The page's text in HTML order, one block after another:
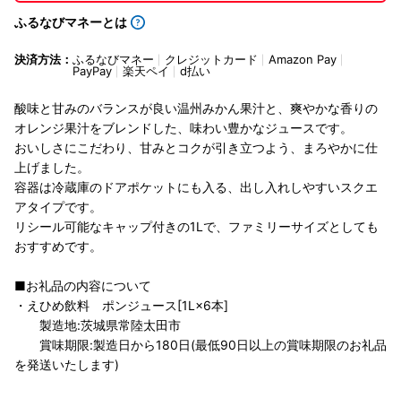
ふるなびマネーとは
決済方法： ふるなびマネー クレジットカード
Amazon Pay
PayPay
楽天ペイ d払い
酸味と甘みのバランスが良い温州みかん果汁と、爽やかな香りの
オレンジ果汁をブレンドした、味わい豊かなジュースです。
おいしさにこだわり、甘みとコクが引き立つよう、まろやかに仕
上げました。
容器は冷蔵庫のドアポケットにも入る、出し入れしやすいスクエ
アタイプです。
リシール可能なキャップ付きの1Lで、ファミリーサイズとしても
おすすめです。
■お礼品の内容について
・えひめ飲料 ポンジュース[1L×6本]
製造地:茨城県常陸太田市
賞味期限:製造日から180日(最低90日以上の賞味期限のお礼品
を発送いたします)